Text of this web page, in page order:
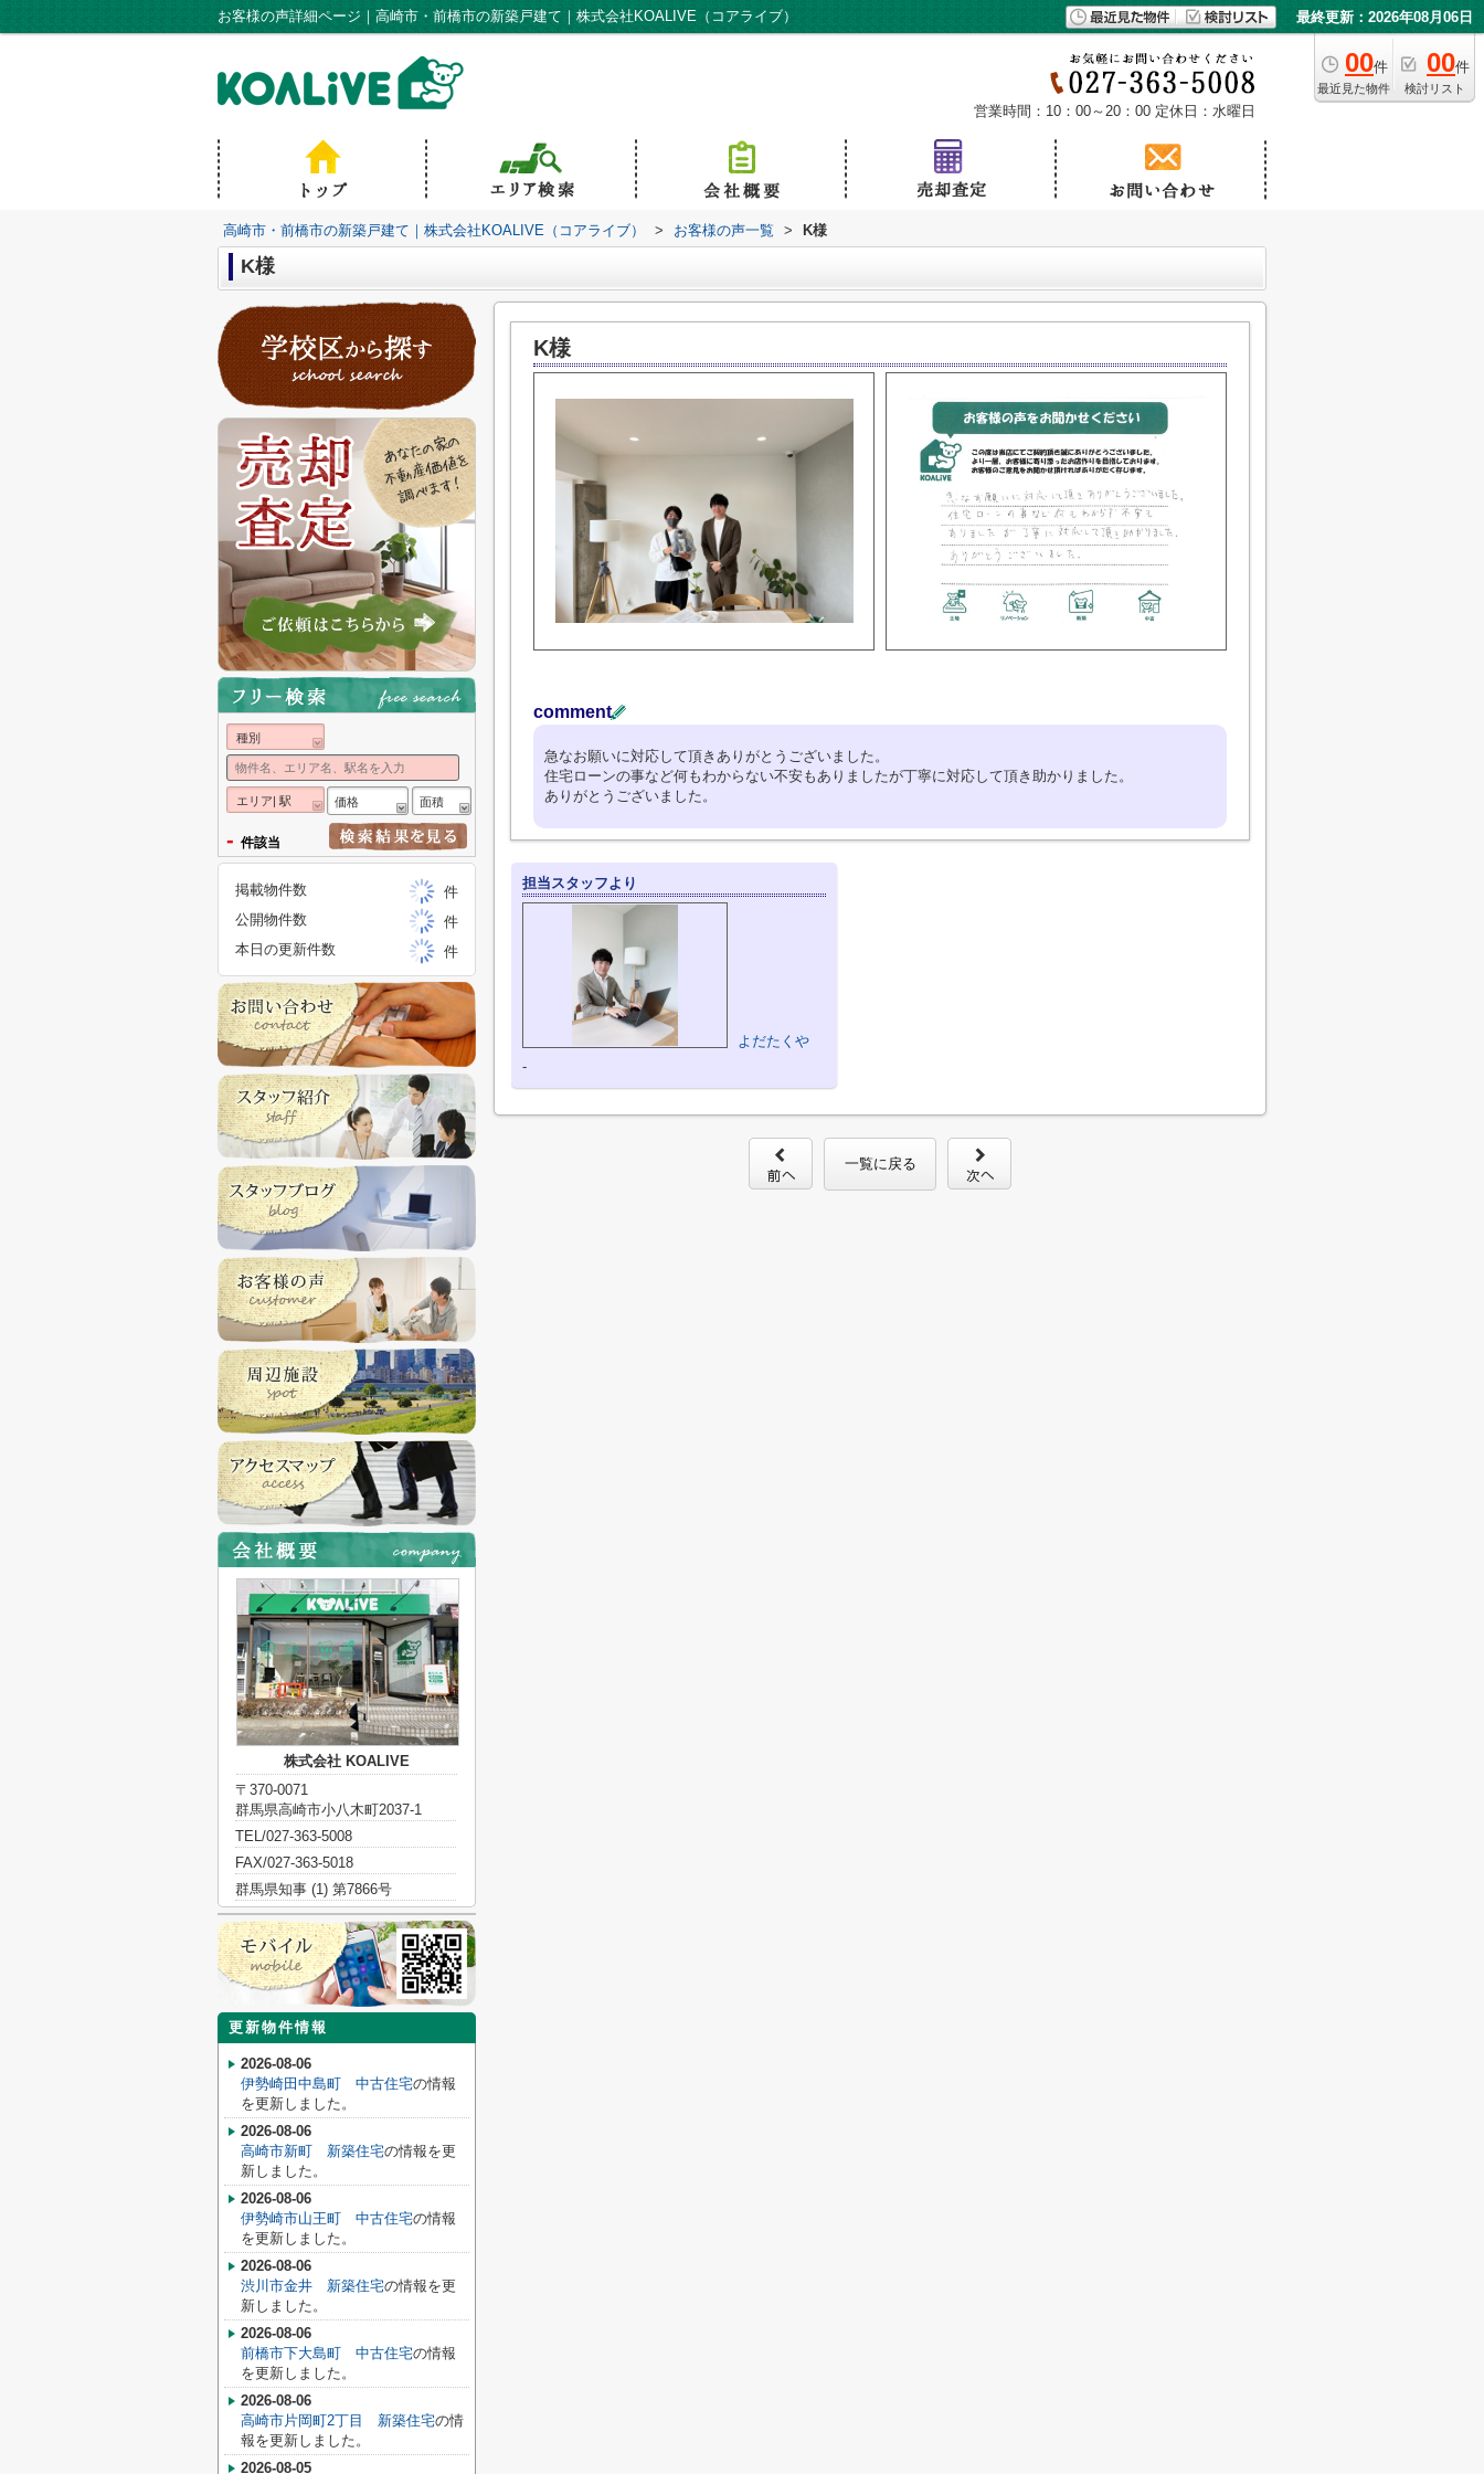
お客様の声詳細ページ｜高崎市・前橋市の新築戸建て｜株式会社KOALIVE（コアライブ） 最終更新：2026年08月06日
00件
最近見た物件
00件
検討リスト
営業時間：10：00～20：00 定休日：水曜日
高崎市・前橋市の新築戸建て｜株式会社KOALIVE（コアライブ） > お客様の声一覧 > K様
K様
K様
comment
急なお願いに対応して頂きありがとうございました。
住宅ローンの事など何もわからない不安もありましたが丁寧に対応して頂き助かりました。
ありがとうございました。
担当スタッフより
よだたくや
-
一覧に戻る
種別
エリア| 駅 価格 面積
- 件該当
掲載物件数
件
公開物件数
件
本日の更新件数
件
株式会社 KOALIVE
〒370-0071
群馬県高崎市小八木町2037-1
TEL/027-363-5008
FAX/027-363-5018
群馬県知事 (1) 第7866号
更新物件情報
2026-08-06
伊勢崎田中島町 中古住宅の情報
を更新しました。
2026-08-06
高崎市新町 新築住宅の情報を更
新しました。
2026-08-06
伊勢崎市山王町 中古住宅の情報
を更新しました。
2026-08-06
渋川市金井 新築住宅の情報を更
新しました。
2026-08-06
前橋市下大島町 中古住宅の情報
を更新しました。
2026-08-06
高崎市片岡町2丁目 新築住宅の情
報を更新しました。
2026-08-05